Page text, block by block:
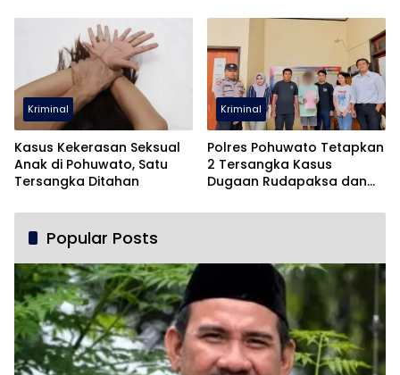
Kriminal
Kasus Kekerasan Seksual
Anak di Pohuwato, Satu
Tersangka Ditahan
Kriminal
Polres Pohuwato Tetapkan
2 Tersangka Kasus
Dugaan Rudapaksa dan
Popular Posts